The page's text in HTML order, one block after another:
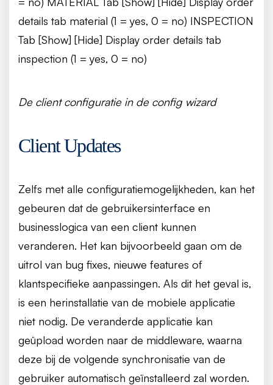
De client configuratie in de config wizard
Client Updates
Zelfs met alle configuratiemogelijkheden, kan het
gebeuren dat de gebruikersinterface en
businesslogica van een client kunnen
veranderen. Het kan bijvoorbeeld gaan om de
uitrol van bug fixes, nieuwe features of
klantspecifieke aanpassingen. Als dit het geval is,
is een herinstallatie van de mobiele applicatie
niet nodig. De veranderde applicatie kan
geüpload worden naar de middleware, waarna
deze bij de volgende synchronisatie van de
gebruiker automatisch geïnstalleerd zal worden.